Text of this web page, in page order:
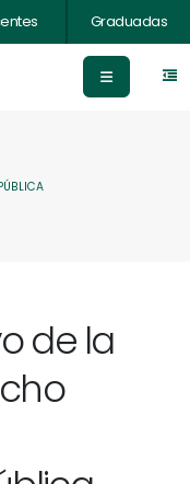
Graduadas
de la